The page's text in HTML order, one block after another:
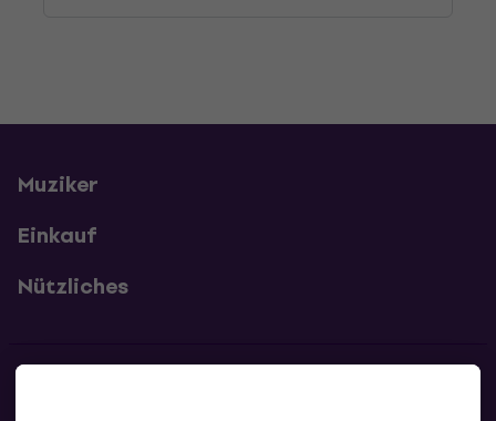
Muziker
Einkauf
Nützliches